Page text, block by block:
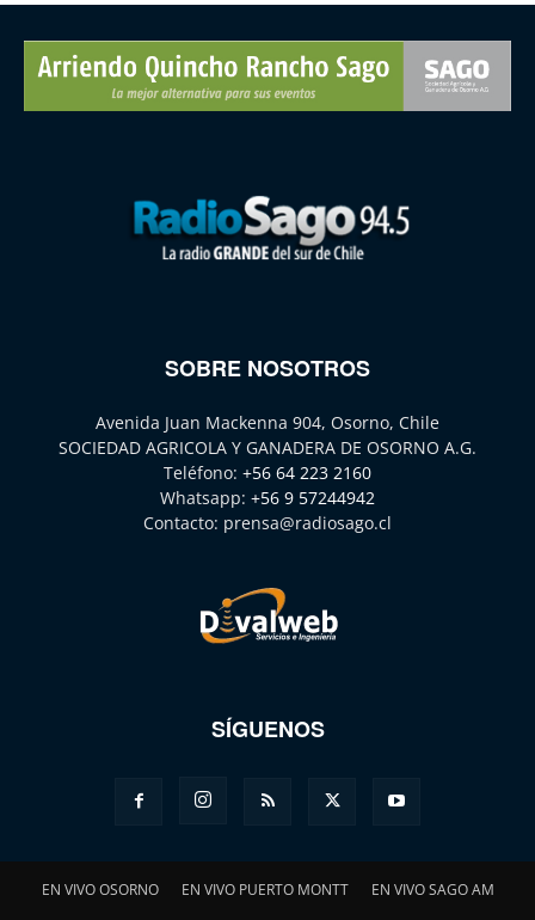
SOBRE NOSOTROS
Avenida Juan Mackenna 904, Osorno, Chile
SOCIEDAD AGRICOLA Y GANADERA DE OSORNO A.G.
Teléfono: +56 64 223 2160
Whatsapp: +56 9 57244942
Contacto: prensa@radiosago.cl
SÍGUENOS
EN VIVO OSORNO EN VIVO PUERTO MONTT EN VIVO SAGO AM